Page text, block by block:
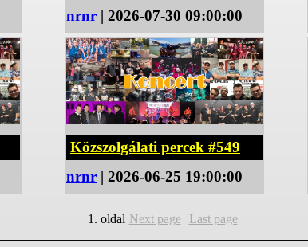
nrnr | 2026-07-30 09:00:00
Közszolgálati percek #549
nrnr | 2026-06-25 19:00:00
1. oldal Next page Last page